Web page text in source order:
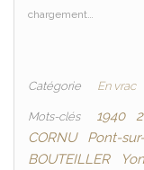
chargement…
Catégorie En vrac
Mots-clés 1940
CORNU
Pont-
BOUTEILLER